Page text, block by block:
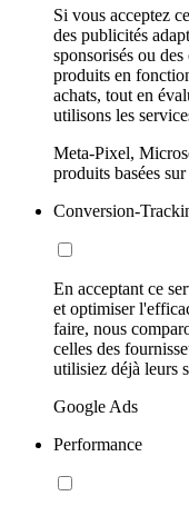
Si vous acceptez
des publicités
sponsorisés ou
produits en
achats, tout en
utilisons les
Meta-Pixel,
produits basées
Conversion-
En acceptant ce
et optimiser
faire, nous
celles des
utilisiez déjà leurs
Google Ads
Performance